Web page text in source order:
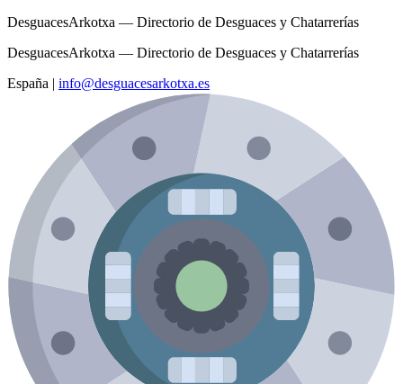
DesguacesArkotxa — Directorio de Desguaces y Chatarrerías
DesguacesArkotxa — Directorio de Desguaces y Chatarrerías
España | info@desguacesarkotxa.es